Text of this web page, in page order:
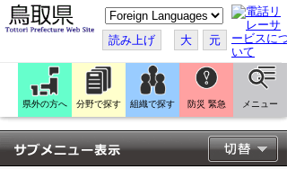
こ
の
ペ
ー
ジ
翻
訳
す
る
読み上げ 大 元
県外の方へ 分野で探す 組織で探す 防災 緊急 メニュー